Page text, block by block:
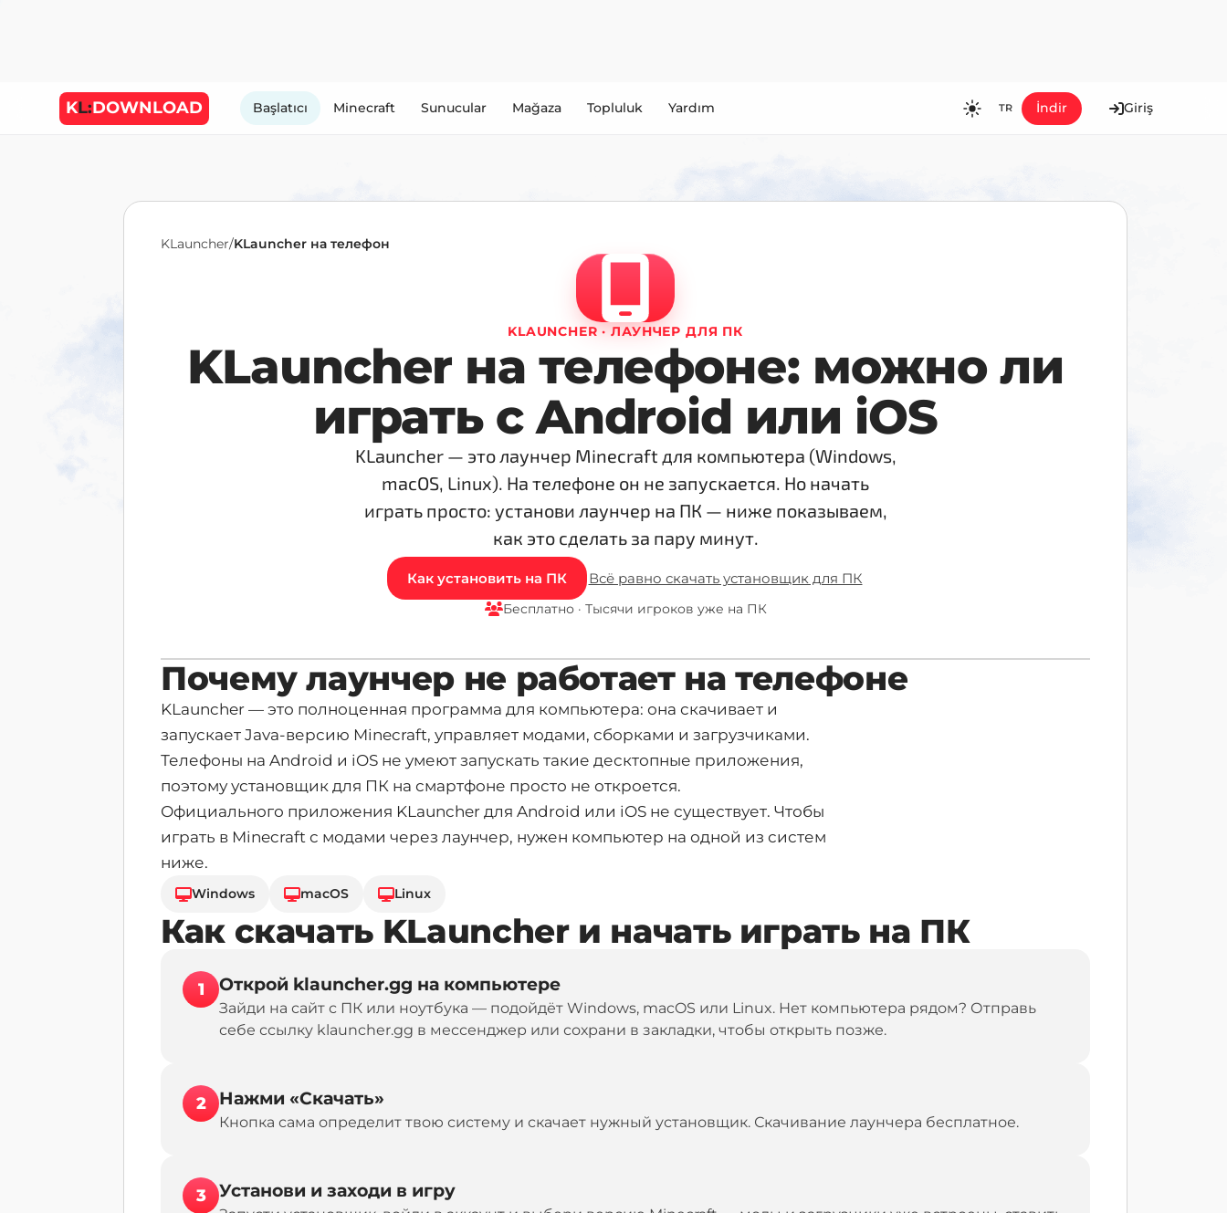
KL:DOWNLOAD Başlatıcı Minecraft Sunucular Mağaza Topluluk Yardım TR
ES
PT
İndir Giriş
KLauncher/KLauncher на телефон
KLAUNCHER · ЛАУНЧЕР ДЛЯ ПК
KLauncher на телефоне: можно ли
играть с Android или iOS
KLauncher — это лаунчер Minecraft для компьютера (Windows,
macOS, Linux). На телефоне он не запускается. Но начать
играть просто: установи лаунчер на ПК — ниже показываем,
как это сделать за пару минут.
Как установить на ПК Всё равно скачать установщик для ПК
Бесплатно · Тысячи игроков уже на ПК
Почему лаунчер не работает на телефоне
KLauncher — это полноценная программа для компьютера: она скачивает и
запускает Java-версию Minecraft, управляет модами, сборками и загрузчиками.
Телефоны на Android и iOS не умеют запускать такие десктопные приложения,
поэтому установщик для ПК на смартфоне просто не откроется.
Официального приложения KLauncher для Android или iOS не существует. Чтобы
играть в Minecraft с модами через лаунчер, нужен компьютер на одной из систем
ниже.
Windows macOS Linux
Как скачать KLauncher и начать играть на ПК
1 Открой klauncher.gg на компьютере
Зайди на сайт с ПК или ноутбука — подойдёт Windows, macOS или Linux. Нет компьютера рядом? Отправь
себе ссылку klauncher.gg в мессенджер или сохрани в закладки, чтобы открыть позже.
2 Нажми «Скачать»
Кнопка сама определит твою систему и скачает нужный установщик. Скачивание лаунчера бесплатное.
3 Установи и заходи в игру